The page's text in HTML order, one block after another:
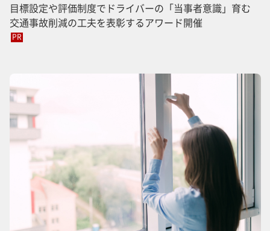
目標設定や評価制度でドライバーの「当事者意識」育む
交通事故削減の工夫を表彰するアワード開催
PR